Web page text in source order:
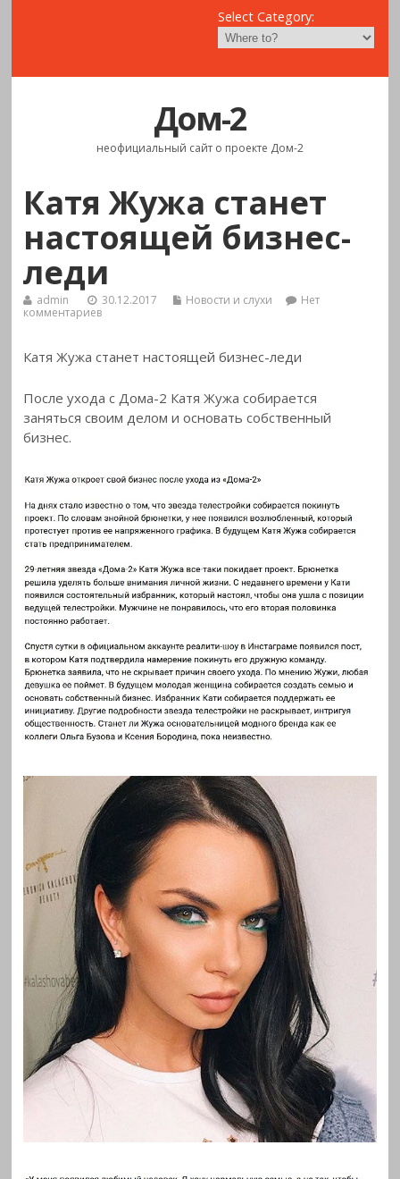
Select Category:
Дом-2
неофициальный сайт о проекте Дом-2
Катя Жужа станет
настоящей бизнес-
леди
admin 30.12.2017 Новости и слухи
Нет
комментариев
Катя Жужа станет настоящей бизнес-леди
После ухода с Дома-2 Катя Жужа собирается
заняться своим делом и основать собственный
бизнес.